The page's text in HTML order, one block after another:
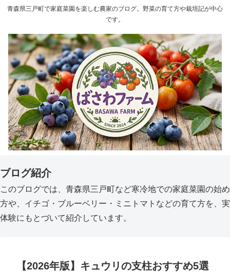
青森県三戸町で家庭菜園を楽しむ農家のブログ。野菜の育て方や栽培記が中心
です。
ブログ紹介
このブログでは、青森県三戸町など寒冷地での家庭菜園の始め
方や、イチゴ・ブルーベリー・ミニトマトなどの育て方を、実
体験にもとづいて紹介しています。
【2026年版】キュウリの支柱おすすめ5選